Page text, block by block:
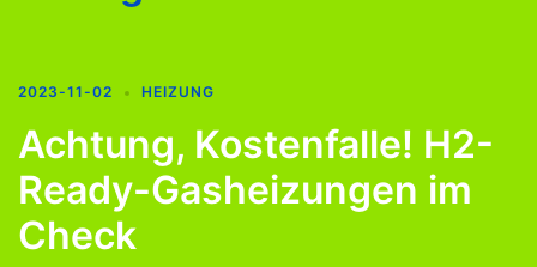
2023-11-02 HEIZUNG
Achtung, Kostenfalle! H2-
Ready-Gasheizungen im
Check